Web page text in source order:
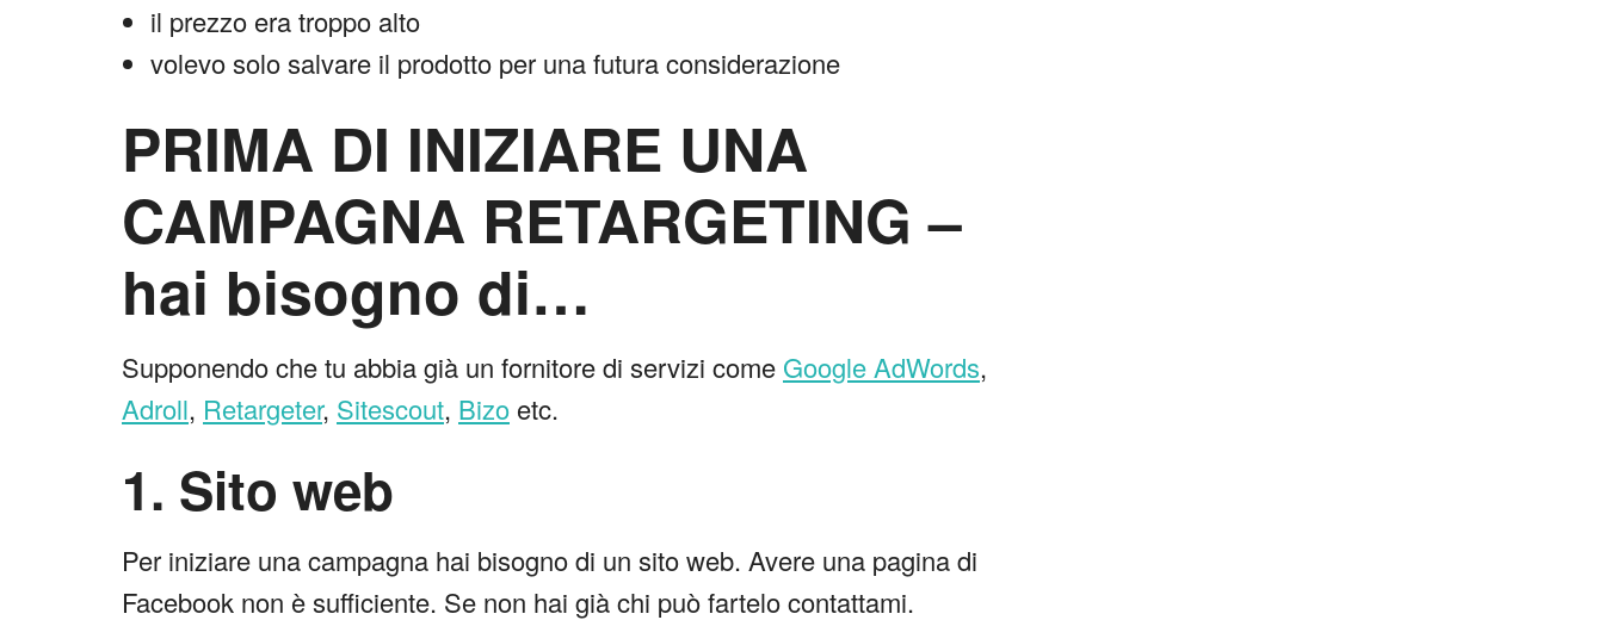
il prezzo era troppo alto
volevo solo salvare il prodotto per una futura considerazione
PRIMA DI INIZIARE UNA
CAMPAGNA RETARGETING –
hai bisogno di…
Supponendo che tu abbia già un fornitore di servizi come Google AdWords,
Adroll, Retargeter, Sitescout, Bizo etc.
1. Sito web
Per iniziare una campagna hai bisogno di un sito web. Avere una pagina di
Facebook non è sufficiente. Se non hai già chi può fartelo contattami.